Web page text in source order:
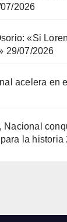
2026
«Si
29/07/2026
acelera en
Nacional
la historia